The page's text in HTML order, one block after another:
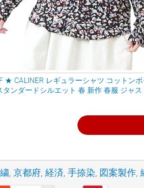
★ CALINER レギュラーシャツ コットン
ンダードシルエット 春 新作 春服 ジャ
京都府 経済 手捺染 図案製作